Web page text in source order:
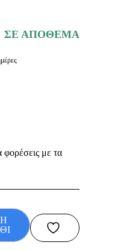
ΣΕ ΑΠΟΘΕΜΑ
με τα